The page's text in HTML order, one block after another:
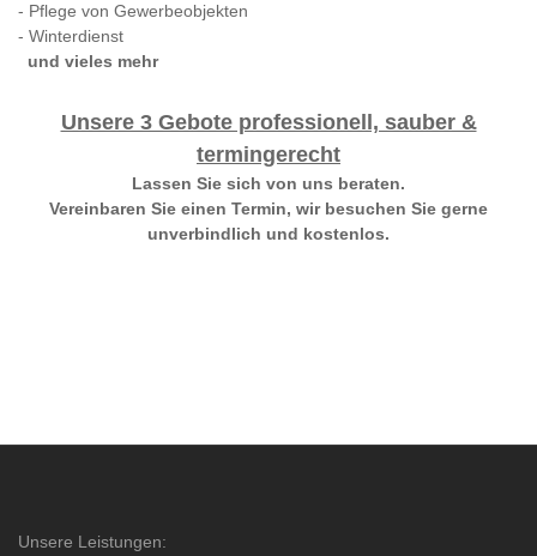
- Pflege von Gewerbeobjekten
- Winterdienst
und vieles mehr
Unsere 3 Gebote professionell, sauber &
termingerecht
Lassen Sie sich von uns beraten.
Vereinbaren Sie einen Termin, wir besuchen Sie gerne
unverbindlich und kostenlos.
Unsere Leistungen: